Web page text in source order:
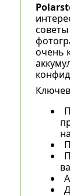
очень